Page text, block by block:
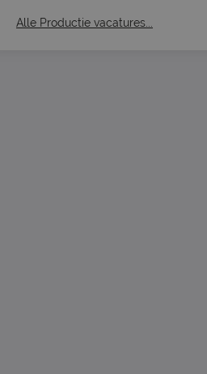
Alle Productie vacatures...